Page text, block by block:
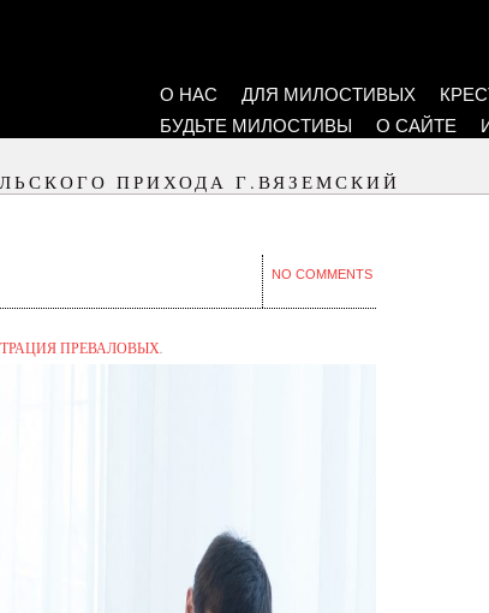
О НАС ДЛЯ МИЛОСТИВЫХ
БУДЬТЕ МИЛОСТИВЫ
О САЙТЕ
ПРИХОДА Г.ВЯЗЕМСКИЙ
NO COMMENTS
ПРЕВАЛОВЫХ